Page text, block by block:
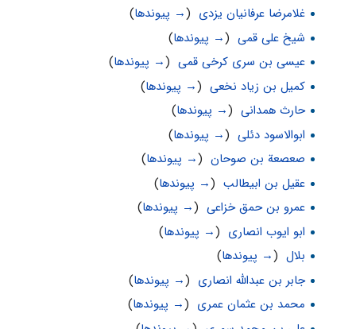
غلامرضا عرفانیان یزدی (→ پیوندها)
شیخ علی قمی‏
(→ پیوندها)
عیسی بن سری کرخی قمی‏
(→ پیوندها)
کمیل بن زیاد نخعی‏
(→ پیوندها)
حارث همدانی‏
(→ پیوندها)
ابوالاسود دئلى‏
(→ پیوندها)
صعصعة بن صوحان‏
(→ پیوندها)
عقیل بن ابیطالب‏
(→ پیوندها)
عمرو بن حمق خزاعی‏
(→ پیوندها)
ابو ایوب انصاری (→ پیوندها)
بلال‏
(→ پیوندها)
جابر بن عبدالله انصاری (→ پیوندها)
محمد بن عثمان عمرى (→ پیوندها)